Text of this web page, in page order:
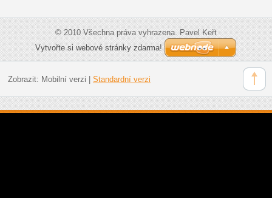
© 2010 Všechna práva vyhrazena. Pavel Keřt
Vytvořte si webové stránky zdarma!
Zobrazit: Mobilní verzi Standardní verzi